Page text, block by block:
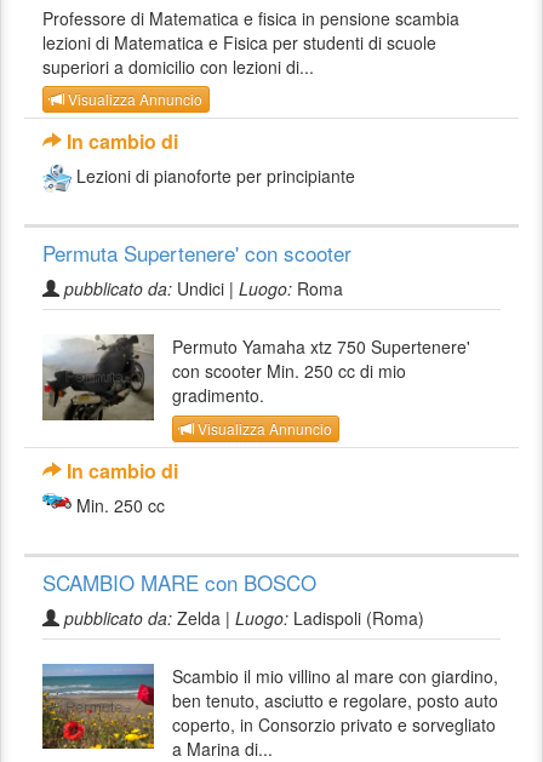
Professore di Matematica e fisica in pensione scambia
lezioni di Matematica e Fisica per studenti di scuole
superiori a domicilio con lezioni di...
Visualizza Annuncio
In cambio di
Lezioni di pianoforte per principiante
Permuta Supertenere' con scooter
pubblicato da: Undici | Luogo: Roma
Permuto Yamaha xtz 750 Supertenere'
con scooter Min. 250 cc di mio
gradimento.
Visualizza Annuncio
In cambio di
Min. 250 cc
SCAMBIO MARE con BOSCO
pubblicato da: Zelda | Luogo: Ladispoli (Roma)
Scambio il mio villino al mare con giardino,
ben tenuto, asciutto e regolare, posto auto
coperto, in Consorzio privato e sorvegliato
a Marina di...